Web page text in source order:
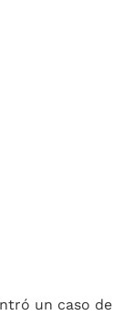
un caso de